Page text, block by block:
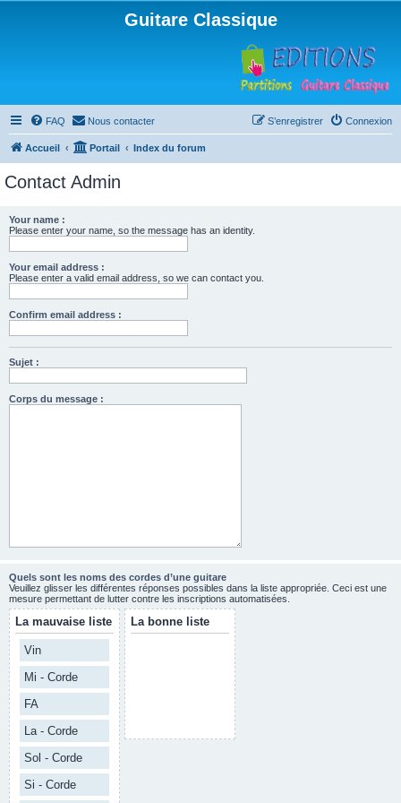
Guitare Classique
FAQ Nous contacter Connexion
S’enregistrer
Accueil Portail Index du forum
Contact Admin
Your name :
Please enter your name, so the message has an identity.
Your email address :
Please enter a valid email address, so we can contact you.
Confirm email address :
Sujet :
Corps du message :
Quels sont les noms des cordes d’une guitare
Veuillez glisser les différentes réponses possibles dans la liste appropriée. Ceci est une
mesure permettant de lutter contre les inscriptions automatisées.
La mauvaise liste
Vin
Mi - Corde
FA
La - Corde
Sol - Corde
Si - Corde
La bonne liste